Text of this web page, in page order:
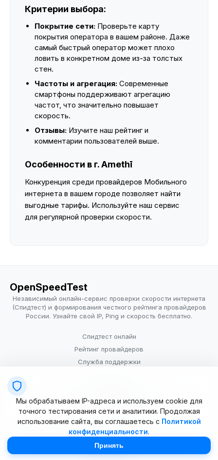
Критерии выбора:
Покрытие сети: Проверьте карту
покрытия оператора в вашем районе. Даже
самый быстрый оператор может плохо
ловить в конкретном доме из-за толстых
стен.
Частоты и агрегация: Современные
смартфоны поддерживают агрегацию
частот, что значительно повышает
скорость.
Отзывы: Изучите наш рейтинг и
комментарии пользователей выше.
Особенности в г. Amethī
Конкуренция среди провайдеров Мобильного
интернета в вашем городе позволяет найти
выгодные тарифы. Используйте наш сервис
для регулярной проверки скорости.
OpenSpeedTest
Независимый онлайн-сервис проверки скорости интернета
(Спидтест) и формирования честного рейтинга провайдеров
России. Узнайте свой IP, Ping и скорость бесплатно.
Спидтест онлайн
Рейтинг провайдеров
Служба поддержки
Условия использования
© 2025–2026 OpenSpeedTest (ИП Долматова В.В.). Все права
Мы обрабатываем IP-адреса и используем cookie для
точного тестирования сети и аналитики. Продолжая
использование сайта, вы соглашаетесь с Политикой
конфиденциальности.
Принять